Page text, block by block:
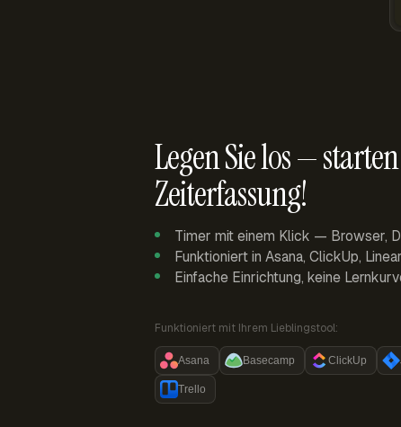
Legen Sie los —
Zeiterfassung!
Timer mit einem Klick — Browser,
Funktioniert in Asana, ClickUp,
Einfache Einrichtung, keine
Funktioniert mit Ihrem Lieblingstool:
Asana Basecamp ClickUp
Trello